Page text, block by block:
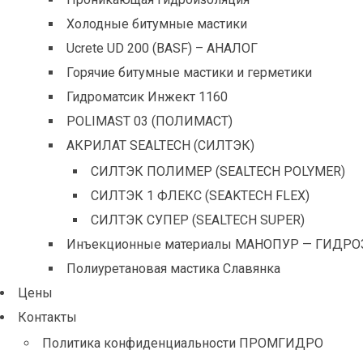
Холодные битумные мастики
Ucrete UD 200 (BASF) – АНАЛОГ
Горячие битумные мастики и герметики
Гидроматсик Инжект 1160
POLIMAST 03 (ПОЛИМАСТ)
АКРИЛАТ SEALTECH (СИЛТЭК)
СИЛТЭК ПОЛИМЕР (SEALTECH POLYMER)
СИЛТЭК 1 ФЛЕКС (SEAKTECH FLEX)
СИЛТЭК СУПЕР (SEALTECH SUPER)
Инъекционные материалы МАНОПУР —
Полиуретановая мастика Славянка
Цены
Контакты
Политика конфиденциальности ПРОМГИДРО